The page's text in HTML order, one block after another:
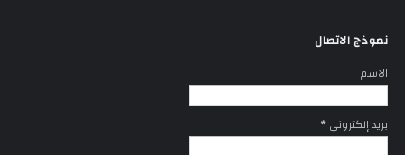
نموذج الاتصال
الاسم
بريد إلكتروني*